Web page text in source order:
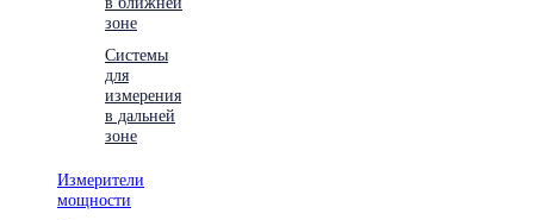
зоне
Системы
для
измерения
в дальней
зоне
Измерители
мощности